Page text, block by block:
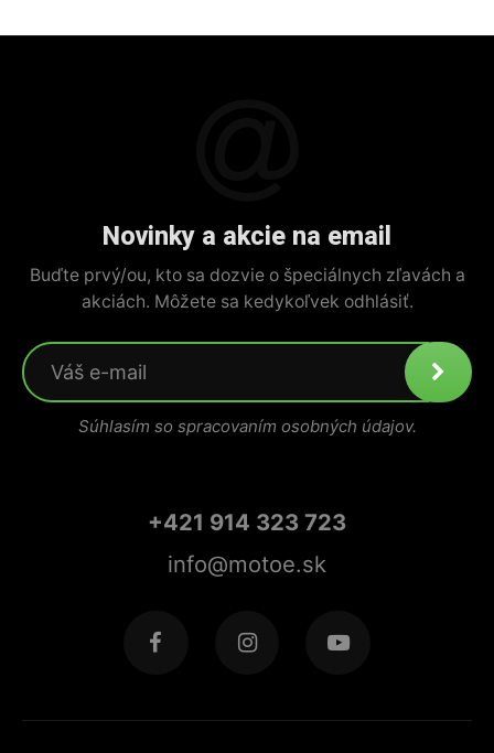
Novinky a akcie na email
Buďte prvý/ou, kto sa dozvie o špeciálnych zľavách a
akciách. Môžete sa kedykoľvek odhlásiť.
Súhlasím so spracovaním osobných údajov.
+421 914 323 723
info@motoe.sk